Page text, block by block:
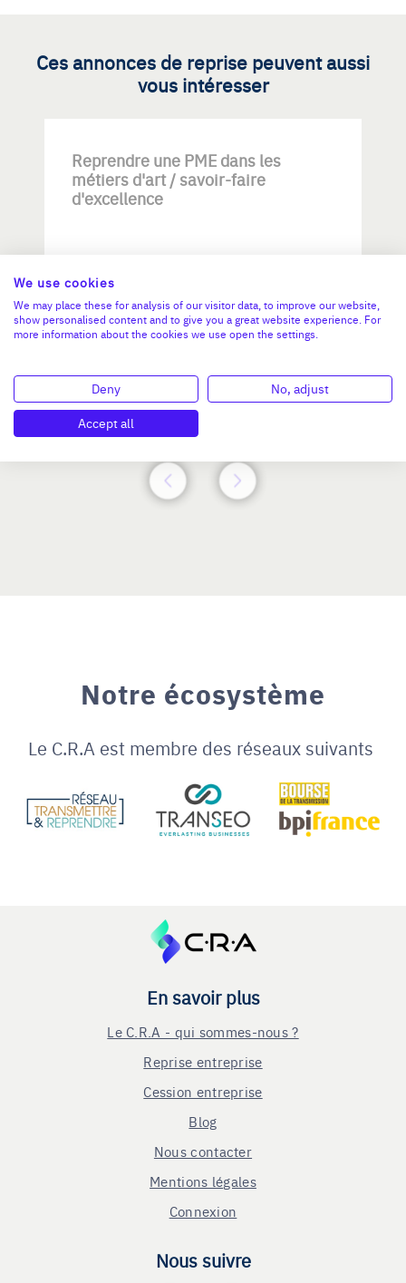
Ces annonces de reprise peuvent aussi
vous intéresser
Reprendre une PME dans les
métiers d'art / savoir-faire
d'excellence
Investissement max:
Notre écosystème
Le C.R.A est membre des réseaux suivants
En savoir plus
Le C.R.A - qui sommes-nous ?
Reprise entreprise
Cession entreprise
Blog
Nous contacter
Mentions légales
Connexion
Nous suivre
We use cookies
We may place these for analysis of our visitor data, to improve our website,
show personalised content and to give you a great website experience. For
more information about the cookies we use open the settings.
Deny
No, adjust
Accept all